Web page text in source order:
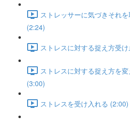
ストレッサーに気づきそれ
(2:24)
ストレスに対する捉え方受
ストレスに対する捉え方を
(3:00)
ストレスを受け入れる (2:00)